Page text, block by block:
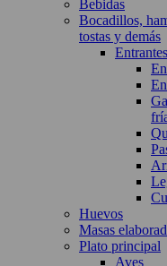
Bebidas
Bocadillos,
tostas y demás
Huevos
Masas
Plato principal
Aves